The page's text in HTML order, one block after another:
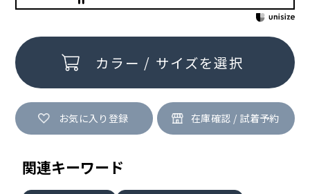
カラー / サイズを選択
お気に入り登録
関連キーワード